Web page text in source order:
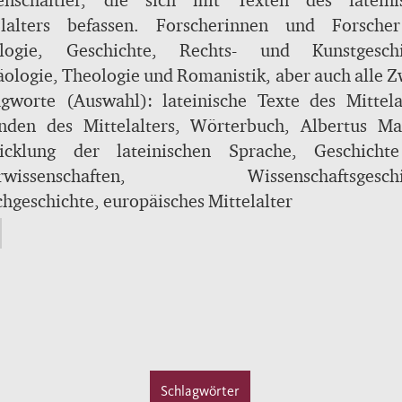
Bedeutungen sich den internationalen
mit Hilfe von Interpretamenten in
erschließen und mit prägnanten
illustriert sind.
befassen. Forscherinnen und
Geschichte, Rechts- und
Theologie und Romanistik, aber auch alle
finden in ihm ein
für ihre Arbeit.
(Auswahl): lateinische Texte des
des Mittelalters, Wörterbuch, Albertus
der lateinischen Sprache,
europäisches Mittelalter
Schlagwörter